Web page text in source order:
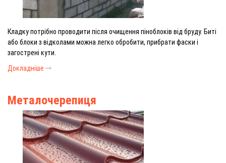
Кладку потрібно проводити після очищення піноблоків від бруду. Биті
або блоки з відколами можна легко обробити, прибрати фаски і
загострені кути.
Докладніше
Металочерепиця